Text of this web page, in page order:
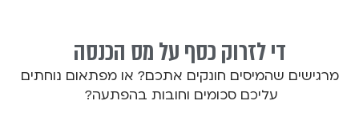
די לזרוק כסף על מס הכנסה
מרגישים שהמיסים חונקים אתכם? או מפתאום נוחתים
עליכם סכומים וחובות בהפתעה?